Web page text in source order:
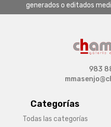
generados o editados
Categorías
Todas las categorías
983